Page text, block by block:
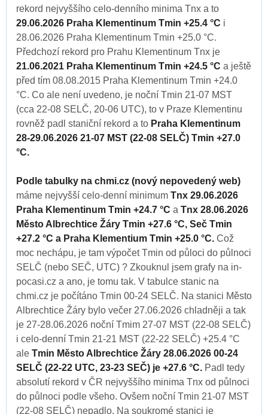
rekord nejvyššího celo-denního minima Tnx a to
29.06.2026 Praha Klementinum Tmin +25.4 °C i
28.06.2026 Praha Klementinum Tmin +25.0 °C.
Předchozí rekord pro Prahu Klementinum Tnx je
21.06.2021 Praha Klementinum Tmin +24.5 °C a ještě
před tím 08.08.2015 Praha Klementinum Tmin +24.0
°C. Co ale není uvedeno, je noční Tmin 21-07 MST
(cca 22-08 SELČ, 20-06 UTC), to v Praze Klementinu
rovněž padl staniční rekord a to Praha Klementinum
28-29.06.2026 21-07 MST (22-08 SELČ) Tmin +27.0
°C.
Podle tabulky na chmi.cz (nový nepovedený web)
máme nejvyšší celo-denní minimum Tnx 29.06.2026
Praha Klementinum Tmin +24.7 °C a Tnx 28.06.2026
Město Albrechtice Žáry Tmin +27.6 °C, Seč Tmin
+27.2 °C a Praha Klementium Tmin +25.0 °C. Což
moc nechápu, je tam výpočet Tmin od půloci do půlnoci
SELČ (nebo SEČ, UTC) ? Zkouknul jsem grafy na in-
pocasi.cz a ano, je tomu tak. V tabulce stanic na
chmi.cz je počítáno Tmin 00-24 SELČ. Na stanici Město
Albrechtice Žáry bylo večer 27.06.2026 chladněji a tak
je 27-28.06.2026 noční Tmim 27-07 MST (22-08 SELČ)
i celo-denní Tmin 21-21 MST (22-22 SELČ) +25.4 °C
ale Tmin Město Albrechtice Žáry 28.06.2026 00-24
SELČ (22-22 UTC, 23-23 SEČ) je +27.6 °C. Padl tedy
absolutí rekord v ČR nejvyššího minima Tnx od půlnoci
do půlnoci podle všeho. Ovšem noční Tmin 21-07 MST
(22-08 SELČ) nepadlo. Na soukromé stanici je